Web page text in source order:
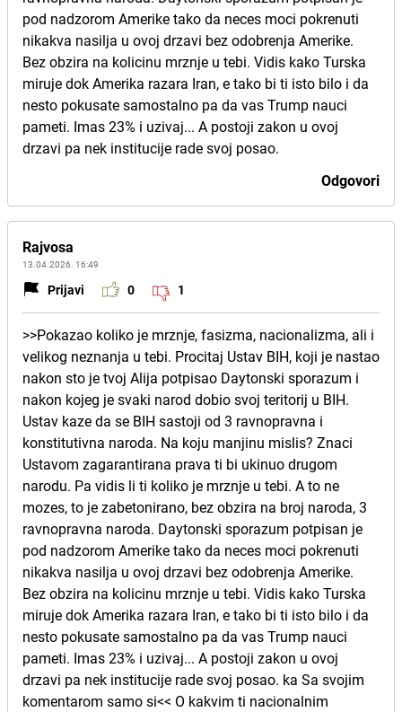
pod nadzorom Amerike tako da neces moci pokrenuti
nikakva nasilja u ovoj drzavi bez odobrenja Amerike.
Bez obzira na kolicinu mrznje u tebi. Vidis kako Turska
miruje dok Amerika razara Iran, e tako bi ti isto bilo i da
nesto pokusate samostalno pa da vas Trump nauci
pameti. Imas 23% i uzivaj... A postoji zakon u ovoj
drzavi pa nek institucije rade svoj posao.
Odgovori
Rajvosa
13.04.2026. 16:49
Prijavi 0 1
>>Pokazao koliko je mrznje, fasizma, nacionalizma, ali i
velikog neznanja u tebi. Procitaj Ustav BIH, koji je nastao
nakon sto je tvoj Alija potpisao Daytonski sporazum i
nakon kojeg je svaki narod dobio svoj teritorij u BIH.
Ustav kaze da se BIH sastoji od 3 ravnopravna i
konstitutivna naroda. Na koju manjinu mislis? Znaci
Ustavom zagarantirana prava ti bi ukinuo drugom
narodu. Pa vidis li ti koliko je mrznje u tebi. A to ne
mozes, to je zabetonirano, bez obzira na broj naroda, 3
ravnopravna naroda. Daytonski sporazum potpisan je
pod nadzorom Amerike tako da neces moci pokrenuti
nikakva nasilja u ovoj drzavi bez odobrenja Amerike.
Bez obzira na kolicinu mrznje u tebi. Vidis kako Turska
miruje dok Amerika razara Iran, e tako bi ti isto bilo i da
nesto pokusate samostalno pa da vas Trump nauci
pameti. Imas 23% i uzivaj... A postoji zakon u ovoj
drzavi pa nek institucije rade svoj posao. ka Sa svojim
komentarom samo si<< O kakvim ti nacionalnim